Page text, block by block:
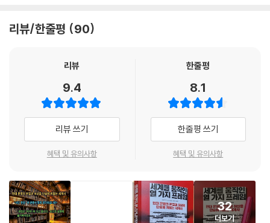
사와 우리의 생각에 어떤 영향을 끼쳤는지 살펴본다.
과학, 교육, 민주주의부터 시간, 예술, 죽음까지
과학은 가치중립적인 이성의 최고봉이고, 교육은 우리를 인간답게 만드는
교양의 중심이며, 시간은 효율적으로 활용해 가치를 창출할 수 있는 자원,
글은 모든 생각과 사건을 표현할 수 있는 마법의 도구… 이것이 우리의 보
편적 생각으로 이를 갖추는 것을 문명화의 기본으로 간주한다. 자연스럽게
인 질문은 여기서 나온다. 우리 머릿속에 깊이 박힌 ‘과학’, ‘교육’, ‘글’, ‘시
간’ 등의 개념은 어디에서 비롯되었는가? 우리가 세운 문명화의 기준은 어
디에서 비롯되었는가? 누가 확립했으며, 결정적으로 누가 이익을 보고 있
리뷰/한줄평 90
리뷰
9.4
리뷰 쓰기
혜택 및 유의사항
한줄평
8.1
한줄평 쓰기
혜택 및 유의사항
32
더보기